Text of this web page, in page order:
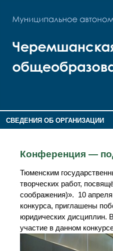
СВЕДЕНИЯ ОБ ОРГАНИЗАЦИИ
Конференция —
Тюменским
творческих работ,
соображения)». 10
конкурса, приглашены
юридических дисциплин.
участие в данном